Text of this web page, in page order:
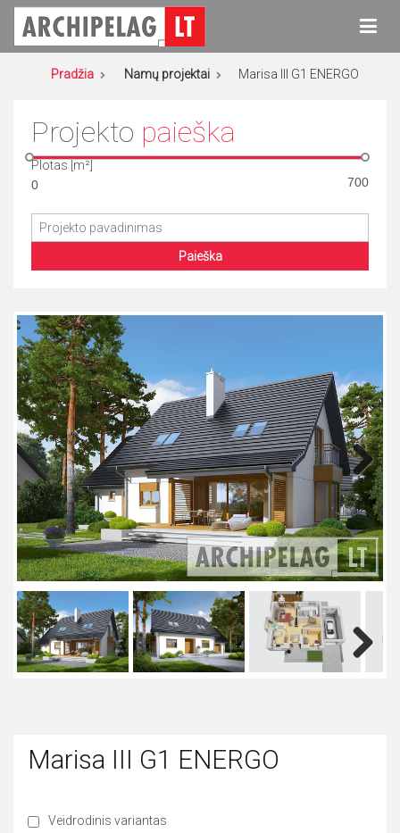
Eiti
turinio
Archipelag
Namų projektai
Pradžia Namų projektai Marisa III G1 ENERGO
Projekto paieška
Plotas [m²]
Paieška
Next
Marisa III G1 ENERGO
Veidrodinis variantas